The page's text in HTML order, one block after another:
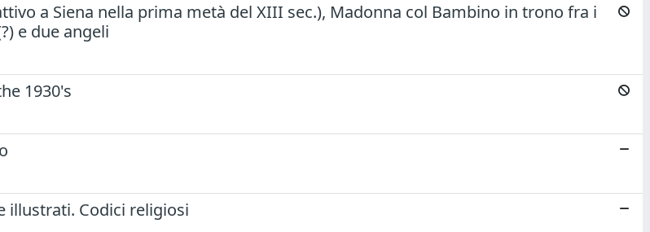
a Siena nella prima metà del XIII sec.), Madonna col Bambino in trono fra i
e due angeli
1930's
illustrati. Codici religiosi